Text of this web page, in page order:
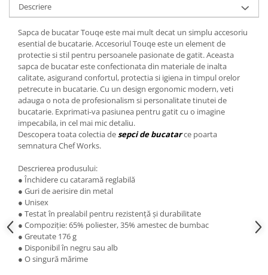
Descriere
Sapca de bucatar Touqe este mai mult decat un simplu accesoriu
esential de bucatarie. Accesoriul Touqe este un element de
protectie si stil pentru persoanele pasionate de gatit. Aceasta
sapca de bucatar este confectionata din materiale de inalta
calitate, asigurand confortul, protectia si igiena in timpul orelor
petrecute in bucatarie. Cu un design ergonomic modern, veti
adauga o nota de profesionalism si personalitate tinutei de
bucatarie. Exprimati-va pasiunea pentru gatit cu o imagine
impecabila, in cel mai mic detaliu.
Descopera toata colectia desepci de bucatarce poarta
semnatura Chef Works.
Descrierea produsului:
● Închidere cu cataramă reglabilă
● Guri de aerisire din metal
● Unisex
● Testat în prealabil pentru rezistență și durabilitate
● Compoziție: 65% poliester, 35% amestec de bumbac
● Greutate 176 g
● Disponibil în negru sau alb
● O singură mărime